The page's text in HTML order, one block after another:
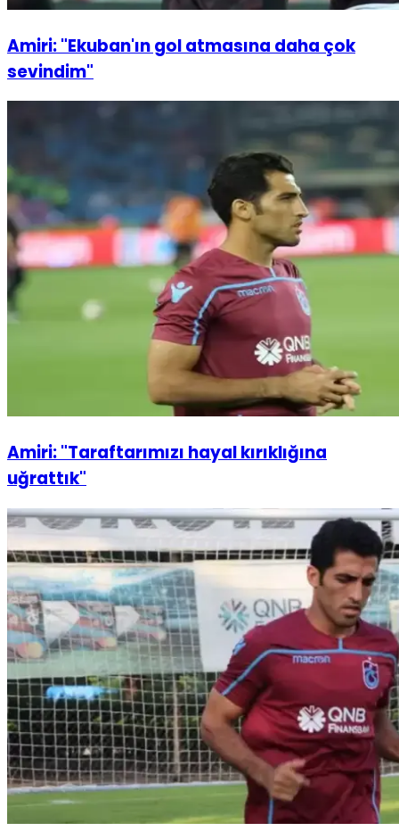
Amiri: "Ekuban'ın gol atmasına daha çok
sevindim"
Amiri: "Taraftarımızı hayal kırıklığına
uğrattık"